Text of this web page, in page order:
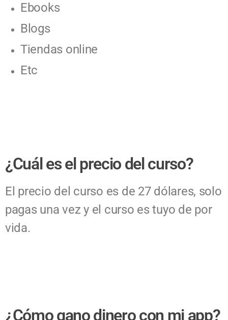
Ebooks
Blogs
Tiendas online
Etc
¿Cuál es el precio del curso?
El precio del curso es de 27 dólares, solo
pagas una vez y el curso es tuyo de por
vida.
¿Cómo gano dinero con mi app?